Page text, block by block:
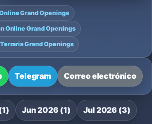
Grand Openings
Online Grand Openings
Terraria Grand Openings
Telegram Correo electrónico
Jun 2026 (1) Jul 2026 (3)